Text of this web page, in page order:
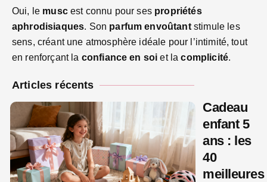
Oui, le muscest connu pour ses propriétés
aphrodisiaques. Son parfum envoûtantstimule les
sens, créant une atmosphère idéale pour l’intimité, tout
en renforçant la confiance en soi et lacomplicité.
Articles récents
Cadeau
enfant 5
ans : les
40
meilleures